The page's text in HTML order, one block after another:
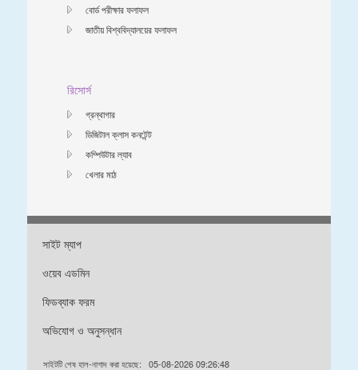
বোর্ড পরীক্ষার ফলাফল
জাতীয় বিশ্ববিদ্যালয়ের ফলাফল
রিসোর্স
গ্রন্থাগার
ডিজিটাল ক্লাস কনটেন্ট
কম্পিউটার ল্যাব
খেলার মাঠ
সাইট ম্যাপ
ওয়েব এডমিন
ফিডব্যাক ফরম
অভিযোগ ও অনুসন্ধান
সাইটটি শেষ হাল-নাগাদ করা হয়েছে: 05-08-2026 09:26:48